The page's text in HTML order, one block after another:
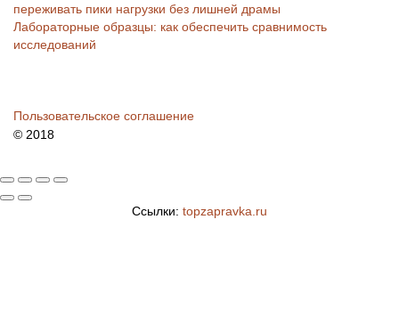
переживать пики нагрузки без лишней драмы
Лабораторные образцы: как обеспечить сравнимость
исследований
Пользовательское соглашение
© 2018
Ссылки: topzapravka.ru